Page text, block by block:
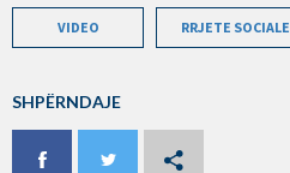
VIDEO RRJETE SOCIALE
SHPËRNDAJE